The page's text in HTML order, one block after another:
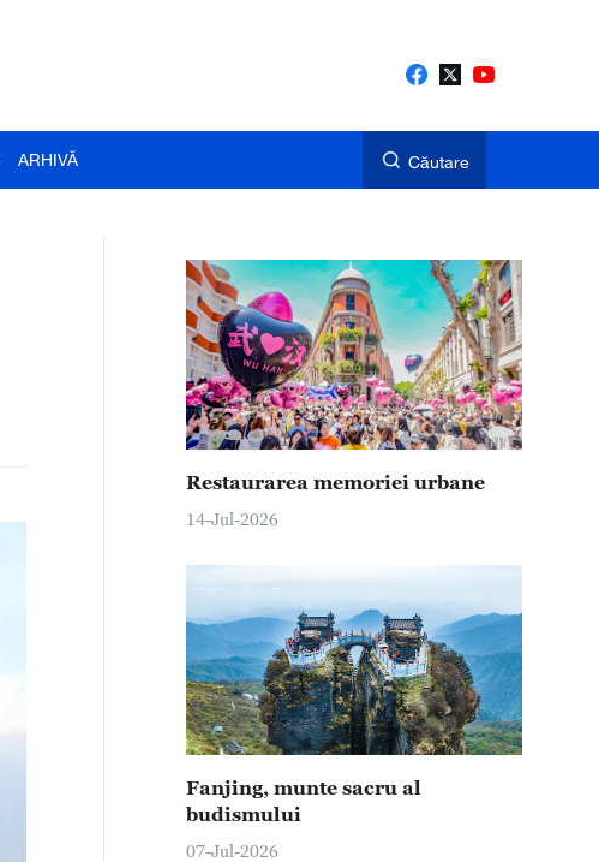
ARHIVĂ Căutare
Restaurarea memoriei urbane
14-Jul-2026
Fanjing, munte sacru al
budismului
07-Jul-2026